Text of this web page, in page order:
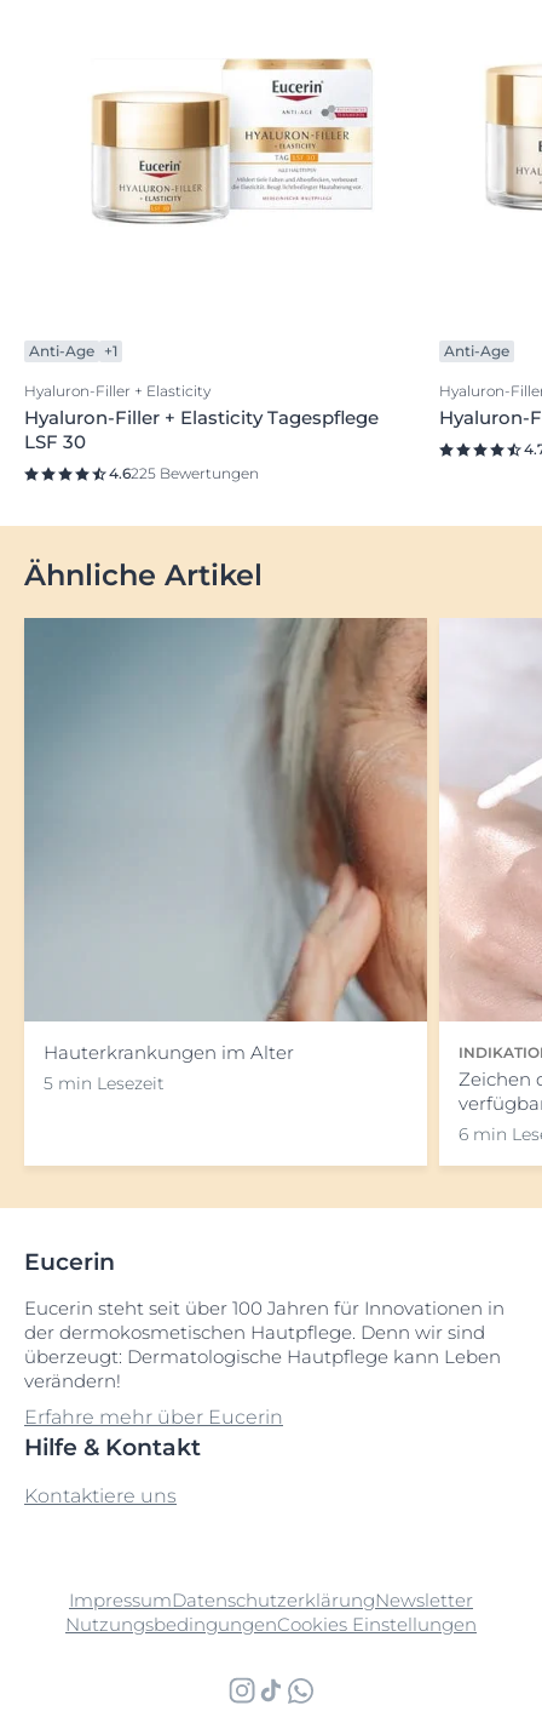
Anti-Age +1
Hyaluron-Filler + Elasticity
Hyaluron-Filler + Elasticity Tagespflege
LSF 30
4.6225 Bewertungen
Anti-Age
Hyaluron-
Hyaluron-
Ähnliche Artikel
Hauterkrankungen im Alter
5 min Lesezeit
Zeichen
6 min
Eucerin
Eucerin steht seit über 100 Jahren für Innovationen in
der dermokosmetischen Hautpflege. Denn wir sind
überzeugt: Dermatologische Hautpflege kann Leben
verändern!
Erfahre mehr über Eucerin
Hilfe & Kontakt
Kontaktiere uns
ImpressumDatenschutzerklärungNewsletter
NutzungsbedingungenCookies Einstellungen